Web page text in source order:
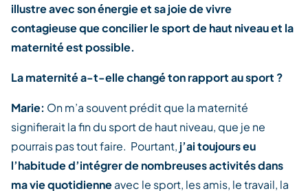
illustre avec son énergie et sa joie de vivre
contagieuse que concilier le sport de haut niveau et la
maternité est possible.
La maternité a-t-elle changé ton rapport au sport ?
Marie: On m’a souvent prédit que la maternité
signifierait la fin du sport de haut niveau, que je ne
pourrais pas tout faire. Pourtant, j’ai toujours eu
l’habitude d’intégrer de nombreuses activités dans
ma vie quotidienneavec le sport, les amis, le travail, la